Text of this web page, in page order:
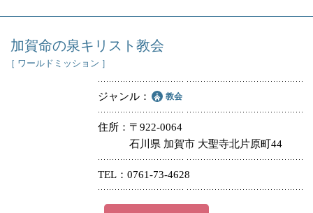
加賀命の泉キリスト教会
［ ワールドミッション ］
ジャンル 教会
住所
〒922-0064
石川県 加賀市 大聖寺北片原町44
TEL 0761-73-4628